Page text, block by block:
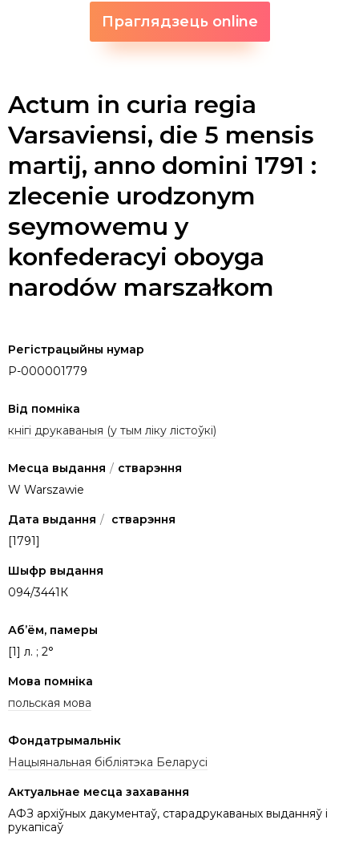
Праглядзець online
Actum in curia regia
Varsaviensi, die 5 mensis
martij, anno domini 1791 :
zlecenie urodzonym
seymowemu y
konfederacyi oboyga
narodów marszałkom
Регістрацыйны нумар
P-000001779
Від помніка
кнігі друкаваныя (у тым ліку лістоўкі)
Месца выдання / стварэння
W Warszawie
Дата выдання / стварэння
[1791]
Шыфр выдання
094/3441К
Аб’ём, памеры
[1] л. ; 2°
Мова помніка
польская мова
Фондатрымальнік
Нацыянальная бібліятэка Беларусі
Актуальнае месца захавання
АФЗ архіўных дакументаў, старадрукаваных выданняў і
рукапісаў